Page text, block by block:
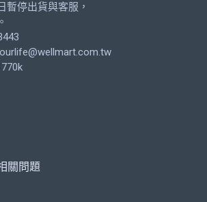
暫停出貨與客服，
關問題